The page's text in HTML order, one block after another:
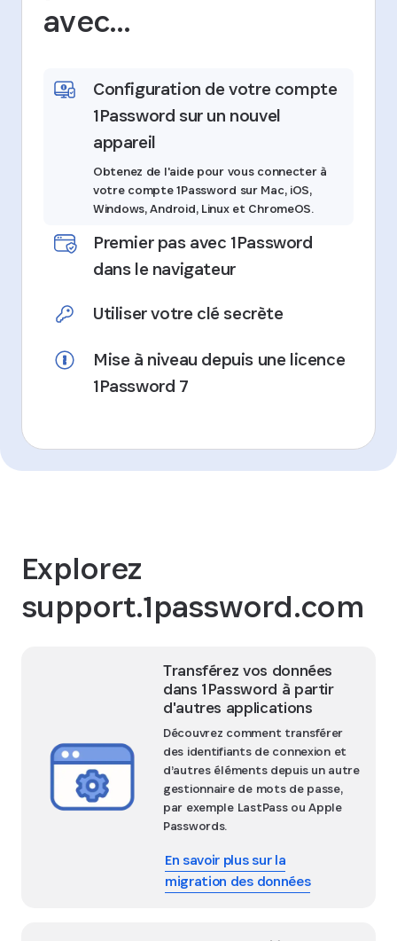
avec…
Configuration de votre compte
1Password sur un nouvel
appareil
Obtenez de l'aide pour vous connecter à
votre compte 1Password sur Mac, iOS,
Windows, Android, Linux et ChromeOS.
Premier pas avec 1Password
dans le navigateur
Utiliser votre clé secrète
Mise à niveau depuis une licence
1Password 7
Explorez
support.1password.com
Transférez vos données
dans 1Password à partir
d'autres applications
Découvrez comment transférer
des identifiants de connexion et
d’autres éléments depuis un autre
gestionnaire de mots de passe,
par exemple LastPass ou Apple
Passwords.
En savoir plus sur la
migration des données